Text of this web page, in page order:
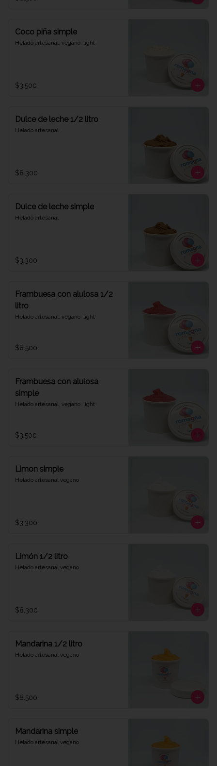
Coco piña simple
Helado artesanal, vegano, light
$3.500
Dulce de leche 1/2 litro
Helado artesanal
$8.300
Dulce de leche simple
Helado artesanal
$3.300
Frambuesa con alulosa 1/2
litro
Helado artesanal, vegano, light
$8.500
Frambuesa con alulosa
simple
Helado artesanal, vegano, light
$3.500
Limon simple
Helado artesanal vegano
$3.300
Limón 1/2 litro
Helado artesanal vegano
$8.300
Mandarina 1/2 litro
Helado artesanal vegano
$8.500
Mandarina simple
Helado artesanal vegano